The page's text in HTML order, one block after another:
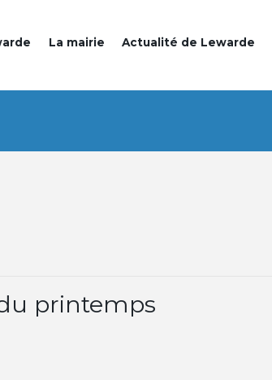
La mairie Actualité de Lewarde
printemps